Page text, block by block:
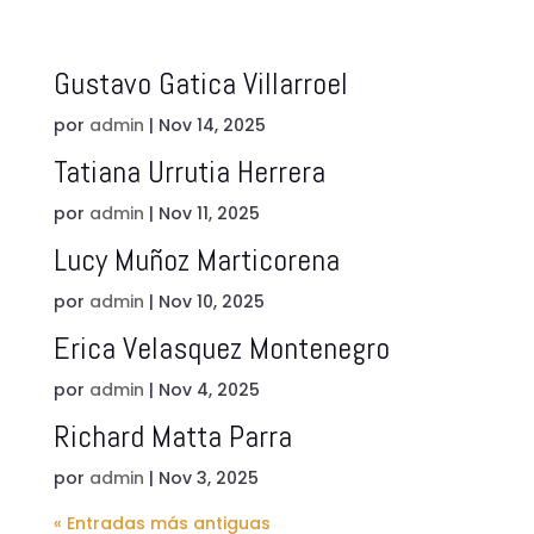
Gustavo Gatica Villarroel
por admin | Nov 14, 2025
Tatiana Urrutia Herrera
por admin | Nov 11, 2025
Lucy Muñoz Marticorena
por admin | Nov 10, 2025
Erica Velasquez Montenegro
por admin | Nov 4, 2025
Richard Matta Parra
por admin | Nov 3, 2025
« Entradas más antiguas